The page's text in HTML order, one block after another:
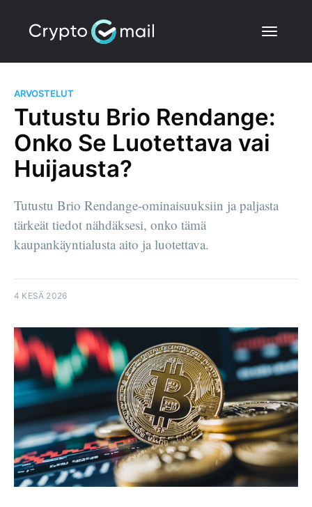
ARVOSTELUT
Tutustu Brio Rendange:
Onko Se Luotettava vai
Huijausta?
Tutustu Brio Rendange-ominaisuuksiin ja paljasta
tärkeät tiedot nähdäksesi, onko tämä
kaupankäyntialusta aito ja luotettava.
4 KESÄ 2026